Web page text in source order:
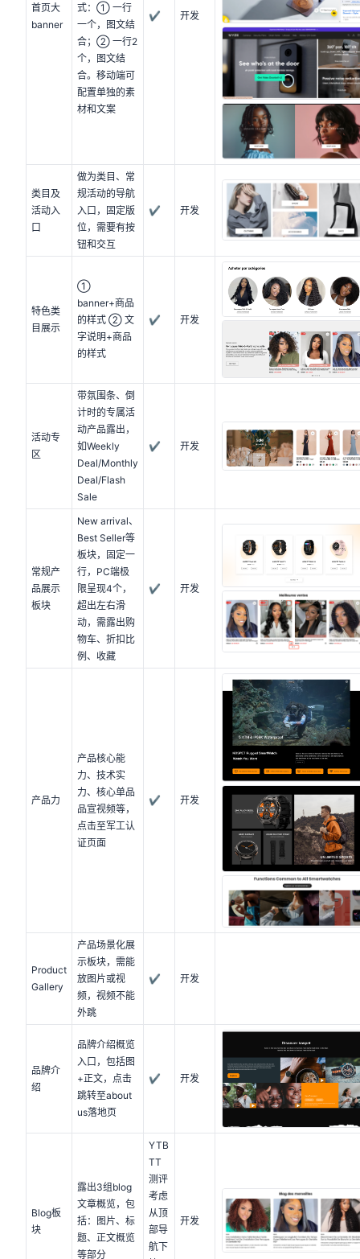
首页大
banner
式：① 一行
一个，图文结
合；② 一行2
个，图文结
合。移动端可
配置单独的素
材和文案
✔ 开发
类目及
活动入
口
做为类目、常
规活动的导航
入口，固定版
位，需要有按
钮和交互
✔ 开发
特色类
目展示
①
banner+商品
的样式 ② 文
字说明+商品
的样式
✔ 开发
活动专
区
带氛围条、倒
计时的专属活
动产品露出，
如Weekly
Deal/Monthly
Deal/Flash
Sale
✔ 开发
常规产
品展示
板块
New arrival、
Best Seller等
板块，固定一
行，PC端极
限呈现4个，
超出左右滑
动，需露出购
物车、折扣比
例、收藏
✔ 开发
产品力
产品核心能
力、技术实
力、核心单品
品宣视频等，
点击至军工认
证页面
✔ 开发
Product
Gallery
产品场景化展
示板块，需能
放图片或视
频，视频不能
外跳
✔ 开发
品牌介
绍
品牌介绍概览
入口，包括图
+正文，点击
跳转至about
us落地页
✔ 开发
Blog板
块
露出3组blog
文章概览，包
括：图片、标
题、正文概览
等部分
YTB
TT
测评
考虑
从顶
部导
航下
开发